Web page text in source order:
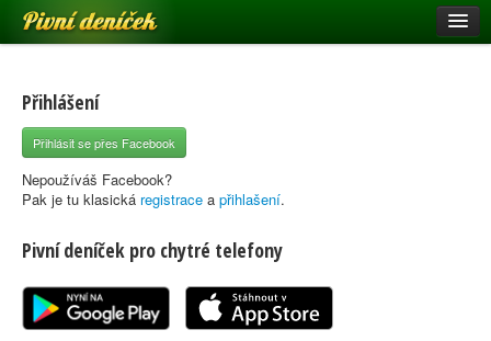
Pivní deníček
Pivní mapa
Pivní značky
Nápověda
Registrace
Přihlášení
Přihlásit se přes Facebook
Nepoužíváš Facebook?
Pak je tu klasická registrace a přihlašení.
Pivní deníček pro chytré telefony